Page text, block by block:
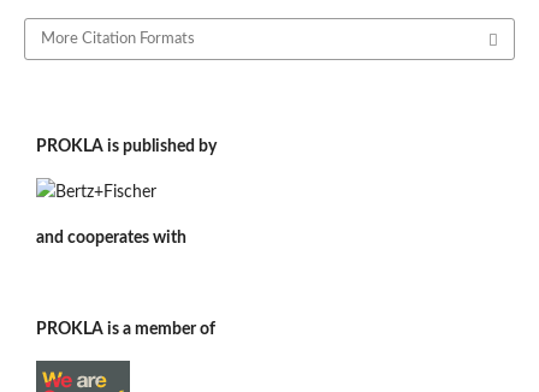
More Citation Formats
PROKLA is published by
and cooperates with
PROKLA is a member of